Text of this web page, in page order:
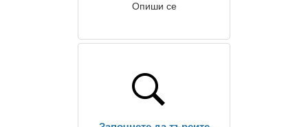
Опиши се